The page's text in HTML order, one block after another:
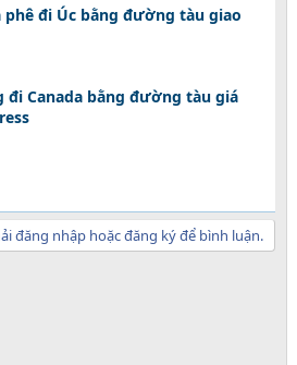
phê đi Úc bằng đường tàu giao
đi Canada bằng đường tàu giá
đăng nhập hoặc đăng ký để bình luận.